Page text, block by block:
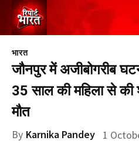
भारत
जौनपुर में अजीबोगरीब
35 साल की महिला से की
मौत
By Karnika Pandey 1